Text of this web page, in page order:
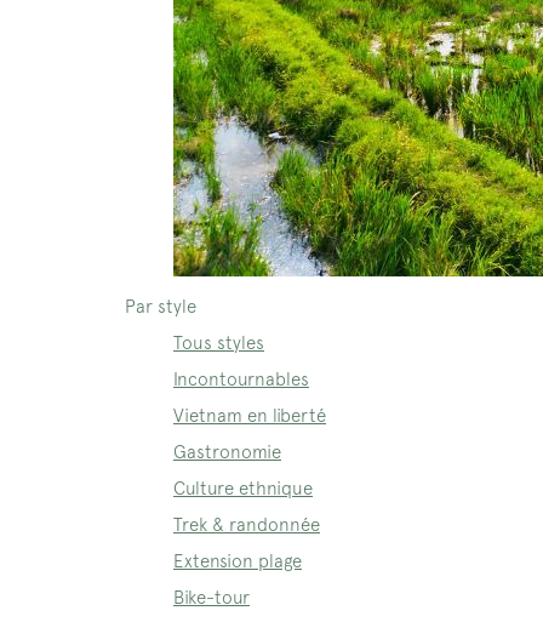
Par style
Tous styles
Incontournables
Vietnam en liberté
Gastronomie
Culture ethnique
Trek & randonnée
Extension plage
Bike-tour